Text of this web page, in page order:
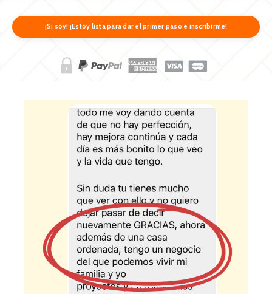
¡Si soy! ¡Estoy lista para dar el primer paso e inscribirme!